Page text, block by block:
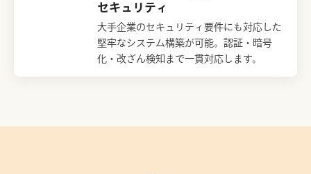
セキュリティ
大手企業のセキュリティ要件にも対応した
堅牢なシステム構築が可能。認証・暗号
化・改ざん検知まで一貫対応します。